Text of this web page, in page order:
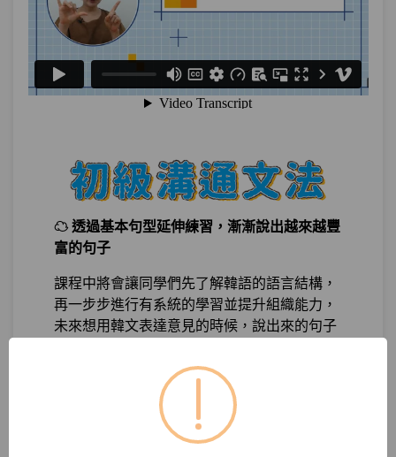
單元2 我喜歡一個人獨處：動名詞化 21:27
單元3
比起少女時代我比較喜歡
Twice？：比較型
14:05
單元4 你最近在幹嘛呀？：現在進行式
第20章： 拒當短答王：一起把句子變長吧
單元1 什麼時候去韓國比較好呢 21:11
隨堂小考16
如果你不想得罪韓國人，你最好？
☁ 透過基本句型延伸練習，漸漸說出越來越豐
富的句子
課程中將會讓同學們先了解韓語的語言結構，
再一步步進行有系統的學習並提升組織能力，
未來想用韓文表達意見的時候，說出來的句子